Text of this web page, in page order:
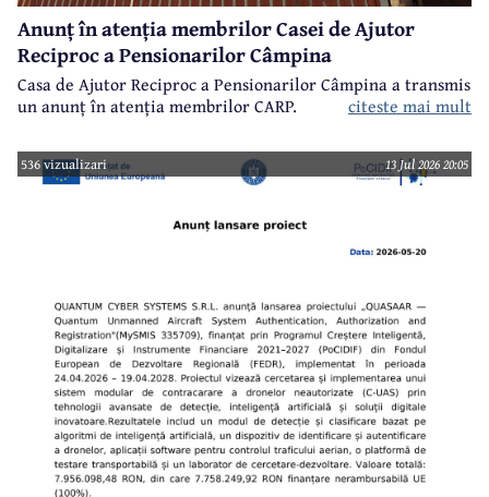
Anunț în atenția membrilor Casei de Ajutor
Reciproc a Pensionarilor Câmpina
Casa de Ajutor Reciproc a Pensionarilor Câmpina a transmis
un anunț în atenția membrilor CARP.
citeste mai mult
536 vizualizari 13 Jul 2026 20:05